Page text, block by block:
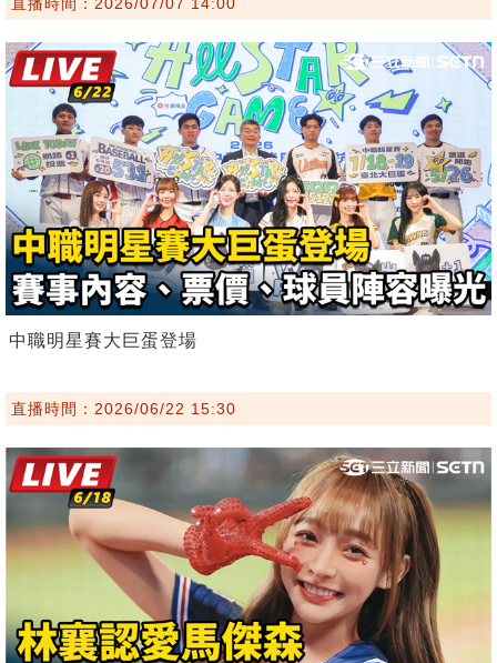
中職明星賽大巨蛋登場
直播時間：2026/06/22 15:30